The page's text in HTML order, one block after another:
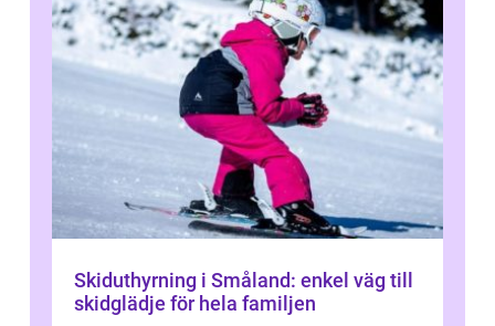
Skiduthyrning i Småland: enkel väg till
skidglädje för hela familjen